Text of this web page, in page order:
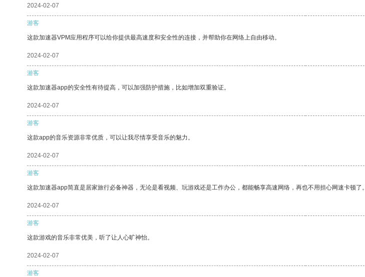
2024-02-07
游客
这款加速器VPM应用程序可以给你提供最高速度和安全性的连接，并帮助你在网络上自由移动。
2024-02-07
游客
这款加速器app的安全性有待提高，可以加强防护措施，比如增加双重验证。
2024-02-07
游客
这款app的音乐资源非常优质，可以让我尽情享受音乐的魅力。
2024-02-07
游客
这款加速器app简直是居家旅行必备神器，无论是看视频、玩游戏还是工作办公，都能畅享高速网络，再也不用担心网速卡顿了。
2024-02-07
游客
这款游戏的音乐非常优美，听了让人心旷神怡。
2024-02-07
游客